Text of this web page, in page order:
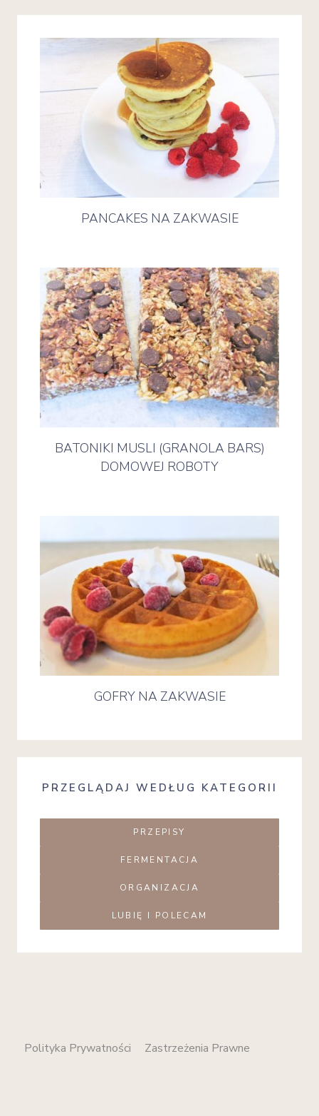
PANCAKES NA ZAKWASIE
BATONIKI MUSLI (GRANOLA BARS)
DOMOWEJ ROBOTY
GOFRY NA ZAKWASIE
PRZEGLĄDAJ WEDŁUG KATEGORII
PRZEPISY
FERMENTACJA
ORGANIZACJA
LUBIĘ I POLECAM
Polityka Prywatności Zastrzeżenia Prawne